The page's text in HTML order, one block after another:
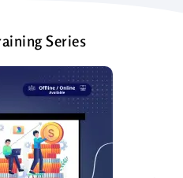
Series